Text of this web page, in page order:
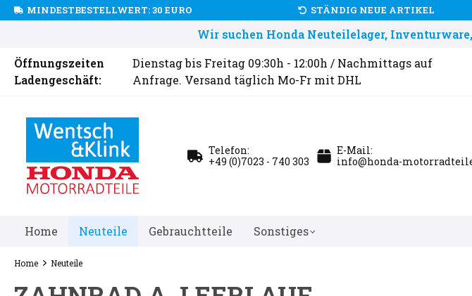
MINDESTBESTELLWERT: 30 EURO STÄNDIG NEUE ARTIKEL
Wir suchen Honda Neuteilelager,
Öffnungszeiten
Ladengeschäft:
Dienstag bis Freitag 09:30h - 12:00h / Nachmittags auf
Anfrage. Versand täglich Mo-Fr mit DHL
Telefon:
+49 (0)7023 - 740 303
E-Mail:
info@honda-
Home Neuteile Gebrauchtteile Sonstiges
Home Neuteile